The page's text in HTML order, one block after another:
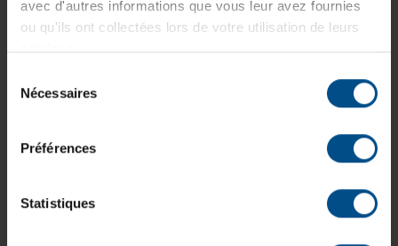
avec d'autres informations que vous leur avez fournies
ou qu'ils ont collectées lors de votre utilisation de leurs
services.
Nécessaires
Préférences
Statistiques
Diagonale
14,9 pouces
Résolution
682 x 2560
Type de
Connectiqu
DisplayPort